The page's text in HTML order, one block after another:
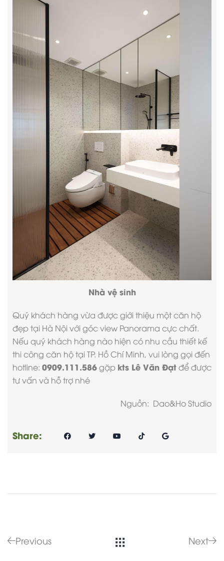
Nhà vệ sinh
Quý khách hàng vừa được giới thiệu một căn hộ
đẹp tại Hà Nội với góc view Panorama cực chất.
Nếu quý khách hàng nào hiện có nhu cầu thiết kế
thi công căn hộ tại TP. Hồ Chí Minh, vui lòng gọi đến
hotline: 0909.111.586gặp kts Lê Văn Đạtđể được
tư vấn và hỗ trợ nhé
Nguồn: Dao&Ho Studio
Share:
Previous Next